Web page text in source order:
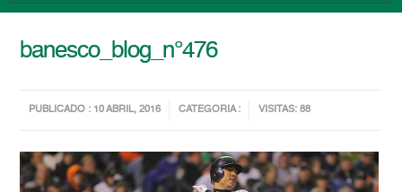
banesco_blog_n°476
PUBLICADO : 10 ABRIL, 2016 CATEGORIA : VISITAS: 88